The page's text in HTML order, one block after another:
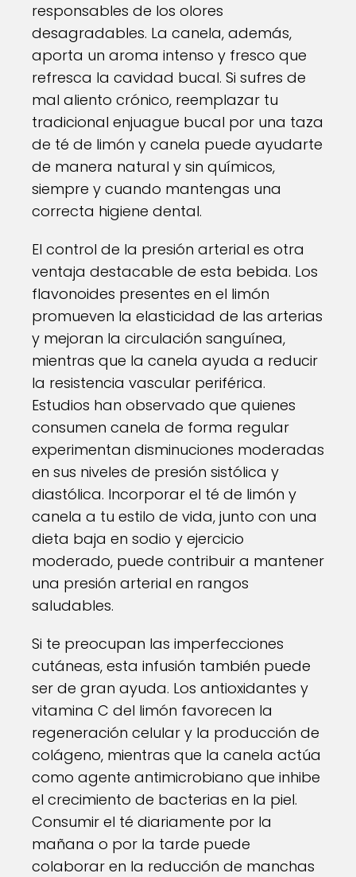
responsables de los olores
desagradables. La canela, además,
aporta un aroma intenso y fresco que
refresca la cavidad bucal. Si sufres de
mal aliento crónico, reemplazar tu
tradicional enjuague bucal por una taza
de té de limón y canela puede ayudarte
de manera natural y sin químicos,
siempre y cuando mantengas una
correcta higiene dental.
El control de la presión arterial es otra
ventaja destacable de esta bebida. Los
flavonoides presentes en el limón
promueven la elasticidad de las arterias
y mejoran la circulación sanguínea,
mientras que la canela ayuda a reducir
la resistencia vascular periférica.
Estudios han observado que quienes
consumen canela de forma regular
experimentan disminuciones moderadas
en sus niveles de presión sistólica y
diastólica. Incorporar el té de limón y
canela a tu estilo de vida, junto con una
dieta baja en sodio y ejercicio
moderado, puede contribuir a mantener
una presión arterial en rangos
saludables.
Si te preocupan las imperfecciones
cutáneas, esta infusión también puede
ser de gran ayuda. Los antioxidantes y
vitamina C del limón favorecen la
regeneración celular y la producción de
colágeno, mientras que la canela actúa
como agente antimicrobiano que inhibe
el crecimiento de bacterias en la piel.
Consumir el té diariamente por la
mañana o por la tarde puede
colaborar en la reducción de manchas